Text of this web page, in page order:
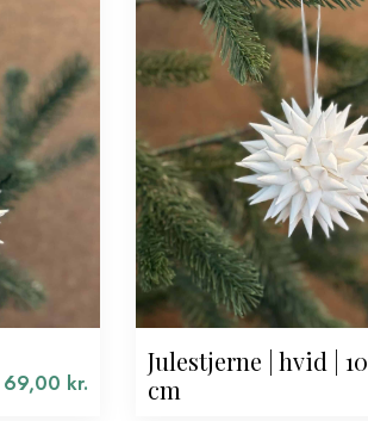
69,00 kr.
Julestjerne | hvid | 10
cm